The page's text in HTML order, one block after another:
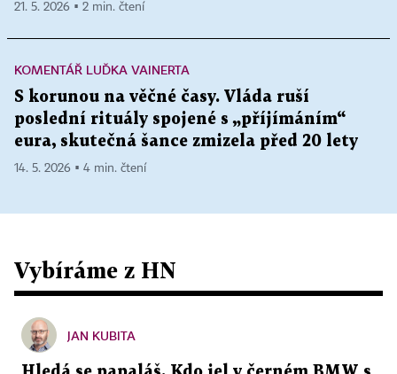
21. 5. 2026 ▪ 2 min. čtení
KOMENTÁŘ LUĎKA VAINERTA
S korunou na věčné časy. Vláda ruší
poslední rituály spojené s „příjímáním“
eura, skutečná šance zmizela před 20 lety
14. 5. 2026 ▪ 4 min. čtení
Vybíráme z HN
JAN KUBITA